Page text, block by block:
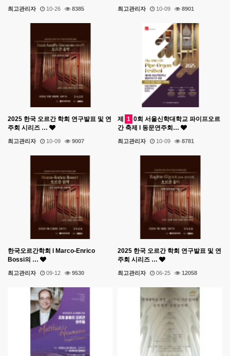
최고관리자 10-26 8385 최고관리자 10-09 8901
2025 한국 오르간 학회 연구발표 및 연
주회 시리즈 …
최고관리자 10-09 9007
제 1 0회 서울신학대학교 파이프오르
간 축제 l 동문연주회…
최고관리자 10-09 8781
한국오르간학회 l Marco-Enrico
Bossi의 …
최고관리자 09-12 9530
2025 한국 오르간 학회 연구발표 및 연
주회 시리즈 …
최고관리자 06-25 12058